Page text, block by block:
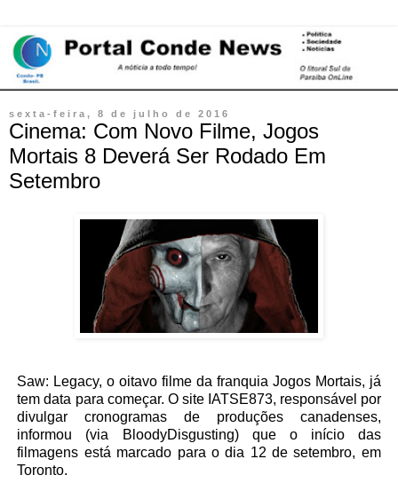
sexta-feira, 8 de julho de 2016
Cinema: Com Novo Filme, Jogos
Mortais 8 Deverá Ser Rodado Em
Setembro
Saw: Legacy, o oitavo filme da franquia Jogos Mortais, já
tem data para começar. O site IATSE873, responsável por
divulgar cronogramas de produções canadenses,
informou (via BloodyDisgusting) que o início das
filmagens está marcado para o dia 12 de setembro, em
Toronto.